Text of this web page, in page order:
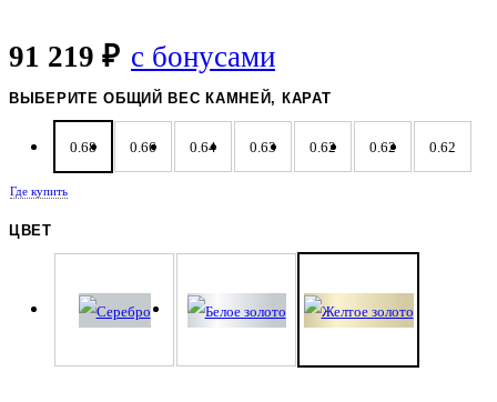
91 219 ₽ с бонусами
ВЫБЕРИТЕ ОБЩИЙ ВЕС КАМНЕЙ, КАРАТ
0.68 0.66 0.64 0.63 0.62 0.62 0.62
Где купить
ЦВЕТ